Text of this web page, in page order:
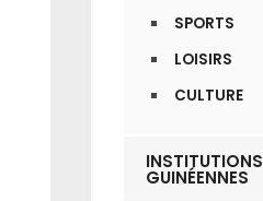
SPORTS
LOISIRS
CULTURE
INSTITUTIONS
GUINÉENNES